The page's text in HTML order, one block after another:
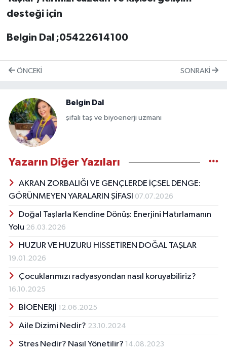
desteği için
Belgin Dal ;05422614100
ÖNCEKI SONRAKI
Belgin Dal
şifalı taş ve biyoenerji uzmanı
Yazarın Diğer Yazıları
AKRAN ZORBALIĞI VE GENÇLERDE İÇSEL DENGE:
GÖRÜNMEYEN YARALARIN ŞİFASI 07.07.2026
Doğal Taşlarla Kendine Dönüş: Enerjini Hatırlamanın
Yolu 26.03.2026
HUZUR VE HUZURU HİSSETİREN DOĞAL TAŞLAR
19.01.2026
Çocuklarımızı radyasyondan nasıl koruyabiliriz?
16.10.2025
BİOENERJİ 12.06.2025
Aile Dizimi Nedir? 23.10.2024
Stres Nedir? Nasıl Yönetilir? 14.08.2023